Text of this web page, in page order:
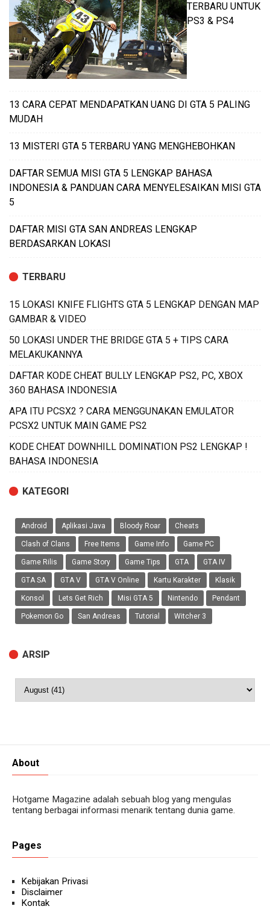
TERBARU UNTUK
PS3 & PS4
13 CARA CEPAT MENDAPATKAN UANG DI GTA 5 PALING
MUDAH
13 MISTERI GTA 5 TERBARU YANG MENGHEBOHKAN
DAFTAR SEMUA MISI GTA 5 LENGKAP BAHASA
INDONESIA & PANDUAN CARA MENYELESAIKAN MISI GTA
5
DAFTAR MISI GTA SAN ANDREAS LENGKAP
BERDASARKAN LOKASI
TERBARU
15 LOKASI KNIFE FLIGHTS GTA 5 LENGKAP DENGAN MAP
GAMBAR & VIDEO
50 LOKASI UNDER THE BRIDGE GTA 5 + TIPS CARA
MELAKUKANNYA
DAFTAR KODE CHEAT BULLY LENGKAP PS2, PC, XBOX
360 BAHASA INDONESIA
APA ITU PCSX2 ? CARA MENGGUNAKAN EMULATOR
PCSX2 UNTUK MAIN GAME PS2
KODE CHEAT DOWNHILL DOMINATION PS2 LENGKAP !
BAHASA INDONESIA
KATEGORI
Android Aplikasi Java Bloody Roar Cheats
Clash of Clans Free Items Game Info Game PC
Game Rilis Game Story Game Tips GTA GTA IV
GTA SA GTA V GTA V Online Kartu Karakter Klasik
Konsol Lets Get Rich Misi GTA 5 Nintendo Pendant
Pokemon Go San Andreas Tutorial Witcher 3
ARSIP
About
Hotgame Magazine adalah sebuah blog yang mengulas
tentang berbagai informasi menarik tentang dunia game.
Pages
Kebijakan Privasi
Disclaimer
Kontak